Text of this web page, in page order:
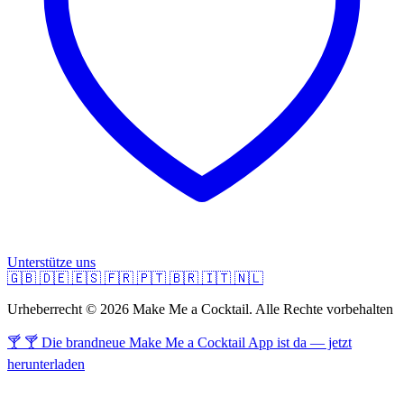
Unterstütze uns
🇬🇧 🇩🇪 🇪🇸 🇫🇷 🇵🇹 🇧🇷 🇮🇹 🇳🇱
Urheberrecht © 2026 Make Me a Cocktail. Alle Rechte vorbehalten
🍸 🍸 Die brandneue Make Me a Cocktail App ist da — jetzt
herunterladen